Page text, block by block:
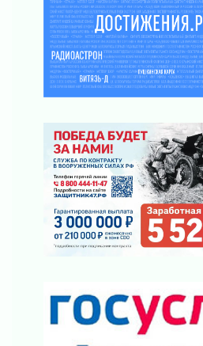
Клюква наливается, но в
просится
03 августа 2026
Строительные компании
подняли зарплаты почти
03 августа 2026
Шесть новых жизней в
Ленинградской области
03 августа 2026
Уроки безопасности для
03 августа 2026
Ленобласть отмечает
десантных войск
02 августа 2026
Ленобласть отметила
регионом и страной